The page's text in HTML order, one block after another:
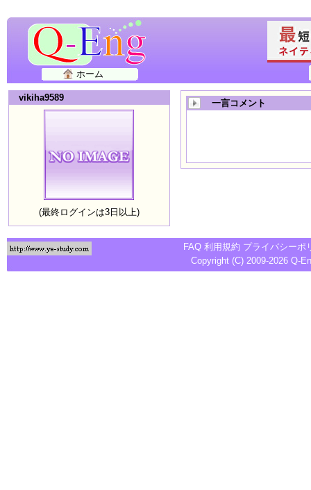
ホーム
vikiha9589
(最終ログインは3日以上)
一言コメント
FAQ 利用規約 プライバシーポ
Copyright (C) 2009-2026 Q-